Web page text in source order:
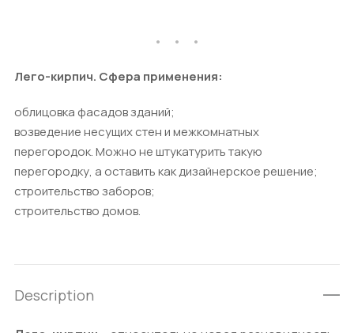
Лего-кирпич. Сфера применения:
облицовка фасадов зданий;
возведение несущих стен и межкомнатных
перегородок. Можно не штукатурить такую
перегородку, а оставить как дизайнерское решение;
строительство заборов;
строительство домов.
Description